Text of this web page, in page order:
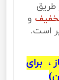
طریق
و
است.
، برای